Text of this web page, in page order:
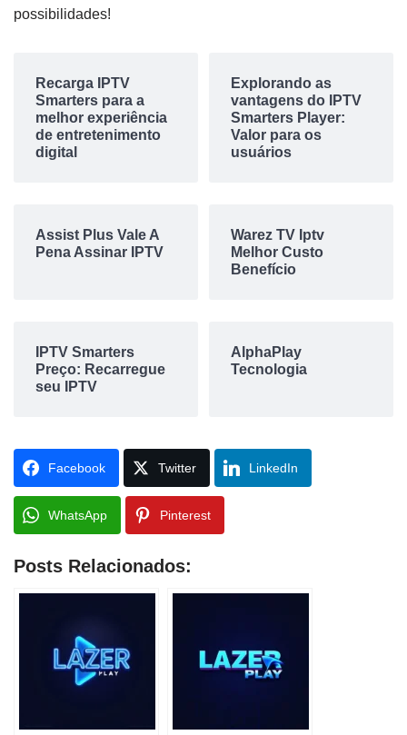
possibilidades!
Recarga IPTV
Smarters para a
melhor experiência
de entretenimento
digital
Explorando as
vantagens do IPTV
Smarters Player:
Valor para os
usuários
Assist Plus Vale A
Pena Assinar IPTV
Warez TV Iptv
Melhor Custo
Benefício
IPTV Smarters
Preço: Recarregue
seu IPTV
AlphaPlay
Tecnologia
Facebook Twitter LinkedIn
WhatsApp Pinterest
Posts Relacionados: